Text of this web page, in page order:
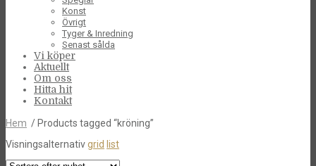
Konst
Övrigt
Tyger & Inredning
Senast sålda
Vi köper
Aktuellt
Om oss
Hitta hit
Kontakt
Hem / Products tagged “kröning”
Visningsalternativgrid list